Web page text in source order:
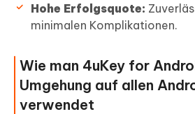
Hohe Erfolgsquote:
minimalen Komplikationen.
Wie man 4uKey for
Umgehung auf allen
verwendet